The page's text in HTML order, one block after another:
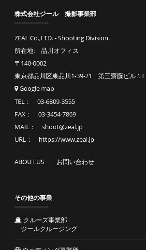
株式会社ジール 撮影事業部
ZEAL Co.,LTD. - Shooting Division.
所在地: 品川オフィス
〒140-0002
東京都品川区東品川1-39-21 第三齋藤ビル１F
Google map
TEL： 03-6809-3555
FAX： 03-3454-7869
MAIL： shoot@zeal.jp
URL： https://www.zeal.jp
ABOUT US お問い合わせ
その他の事業
クルーズ事業部
ジールクルージング